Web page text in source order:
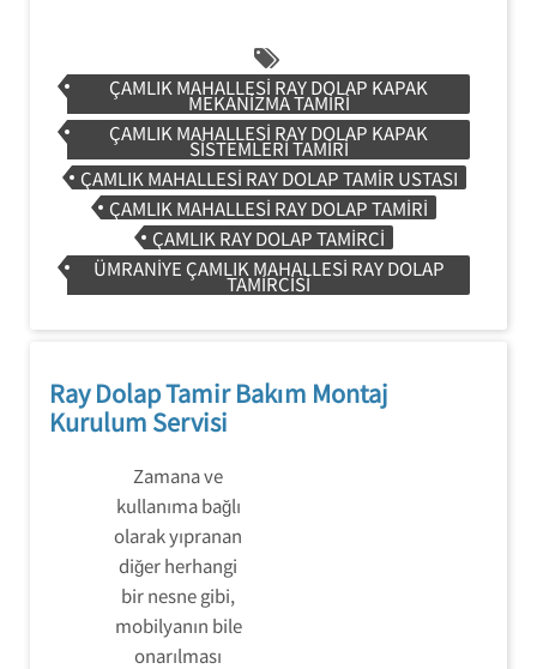
ÇAMLIK MAHALLESI RAY DOLAP KAPAK
MEKANIZMA TAMIRI
ÇAMLIK MAHALLESI RAY DOLAP KAPAK
SISTEMLERI TAMIRI
ÇAMLIK MAHALLESI RAY DOLAP TAMIR USTASI
ÇAMLIK MAHALLESI RAY DOLAP TAMIRI
ÇAMLIK RAY DOLAP TAMIRCI
ÜMRANIYE ÇAMLIK MAHALLESI RAY DOLAP
TAMIRCISI
Ray Dolap Tamir Bakım Montaj
Kurulum Servisi
Zamana ve
kullanıma bağlı
olarak yıpranan
diğer herhangi
bir nesne gibi,
mobilyanın bile
onarılması